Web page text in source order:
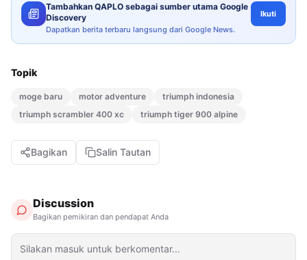
Tambahkan QAPLO sebagai sumber utama Google
Discovery
Dapatkan berita terbaru langsung dari Google News.
Ikuti
Topik
moge baru motor adventure
triumph indonesia
triumph scrambler 400 xc
triumph tiger 900 alpine
Bagikan Salin Tautan
Discussion
Bagikan pemikiran dan pendapat Anda